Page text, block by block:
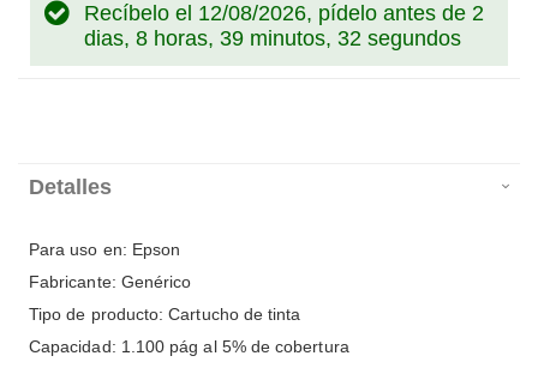
Recíbelo el 12/08/2026, pídelo antes de 2
dias, 8 horas, 39 minutos, 32 segundos
Detalles
Para uso en: Epson
Fabricante: Genérico
Tipo de producto: Cartucho de tinta
Capacidad: 1.100 pág al 5% de cobertura